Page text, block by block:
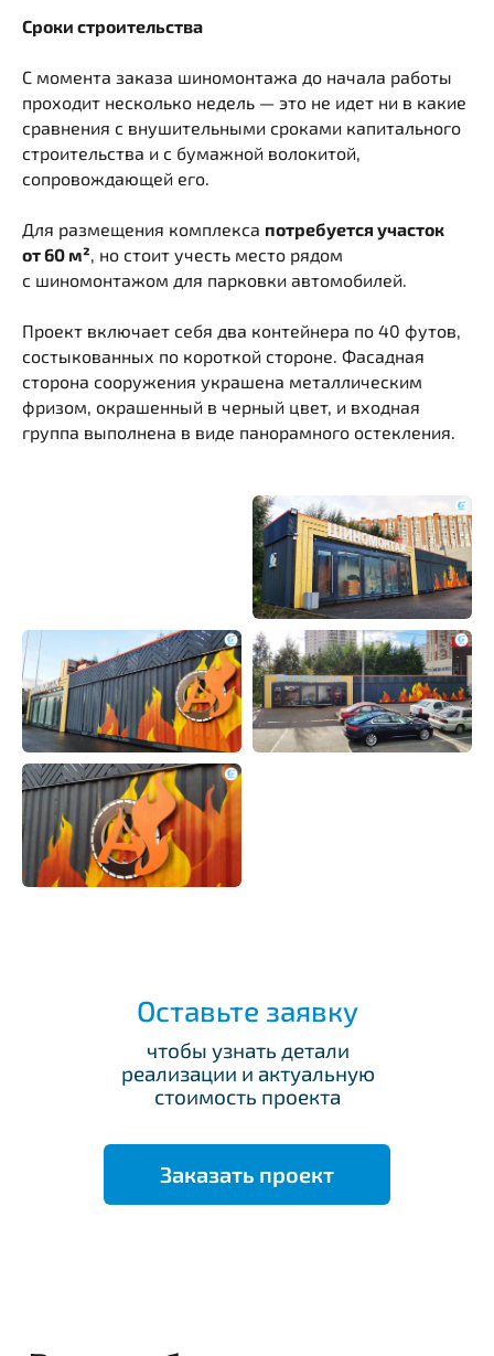
Сроки строительства
С момента заказа шиномонтажа до начала работы
проходит несколько недель — это не идет ни в какие
сравнения с внушительными сроками капитального
строительства и с бумажной волокитой,
сопровождающей его.
Для размещения комплекса потребуется участок
от 60 м², но стоит учесть место рядом
с шиномонтажом для парковки автомобилей.
Проект включает себя два контейнера по 40 футов,
состыкованных по короткой стороне. Фасадная
сторона сооружения украшена металлическим
фризом, окрашенный в черный цвет, и входная
группа выполнена в виде панорамного остекления.
Оставьте заявку
Заказать проект
чтобы узнать детали
реализации и актуальную
стоимость проекта
Видеообзоры